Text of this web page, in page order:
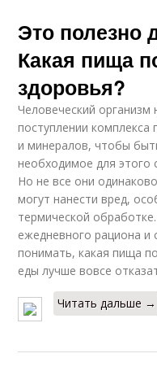
Это полезно
Какая пища
здоровья?
Человеческий
поступлении
и минералов, чтобы
необходимое для этого
Но не все они
могут нанести вред,
термической
ежедневного рациона
понимать, какая пища
еды лучше вовсе
Читать дальше →